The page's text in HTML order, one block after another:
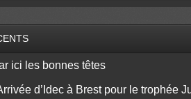
ici les bonnes têtes
d’Idec à Brest pour le trophée